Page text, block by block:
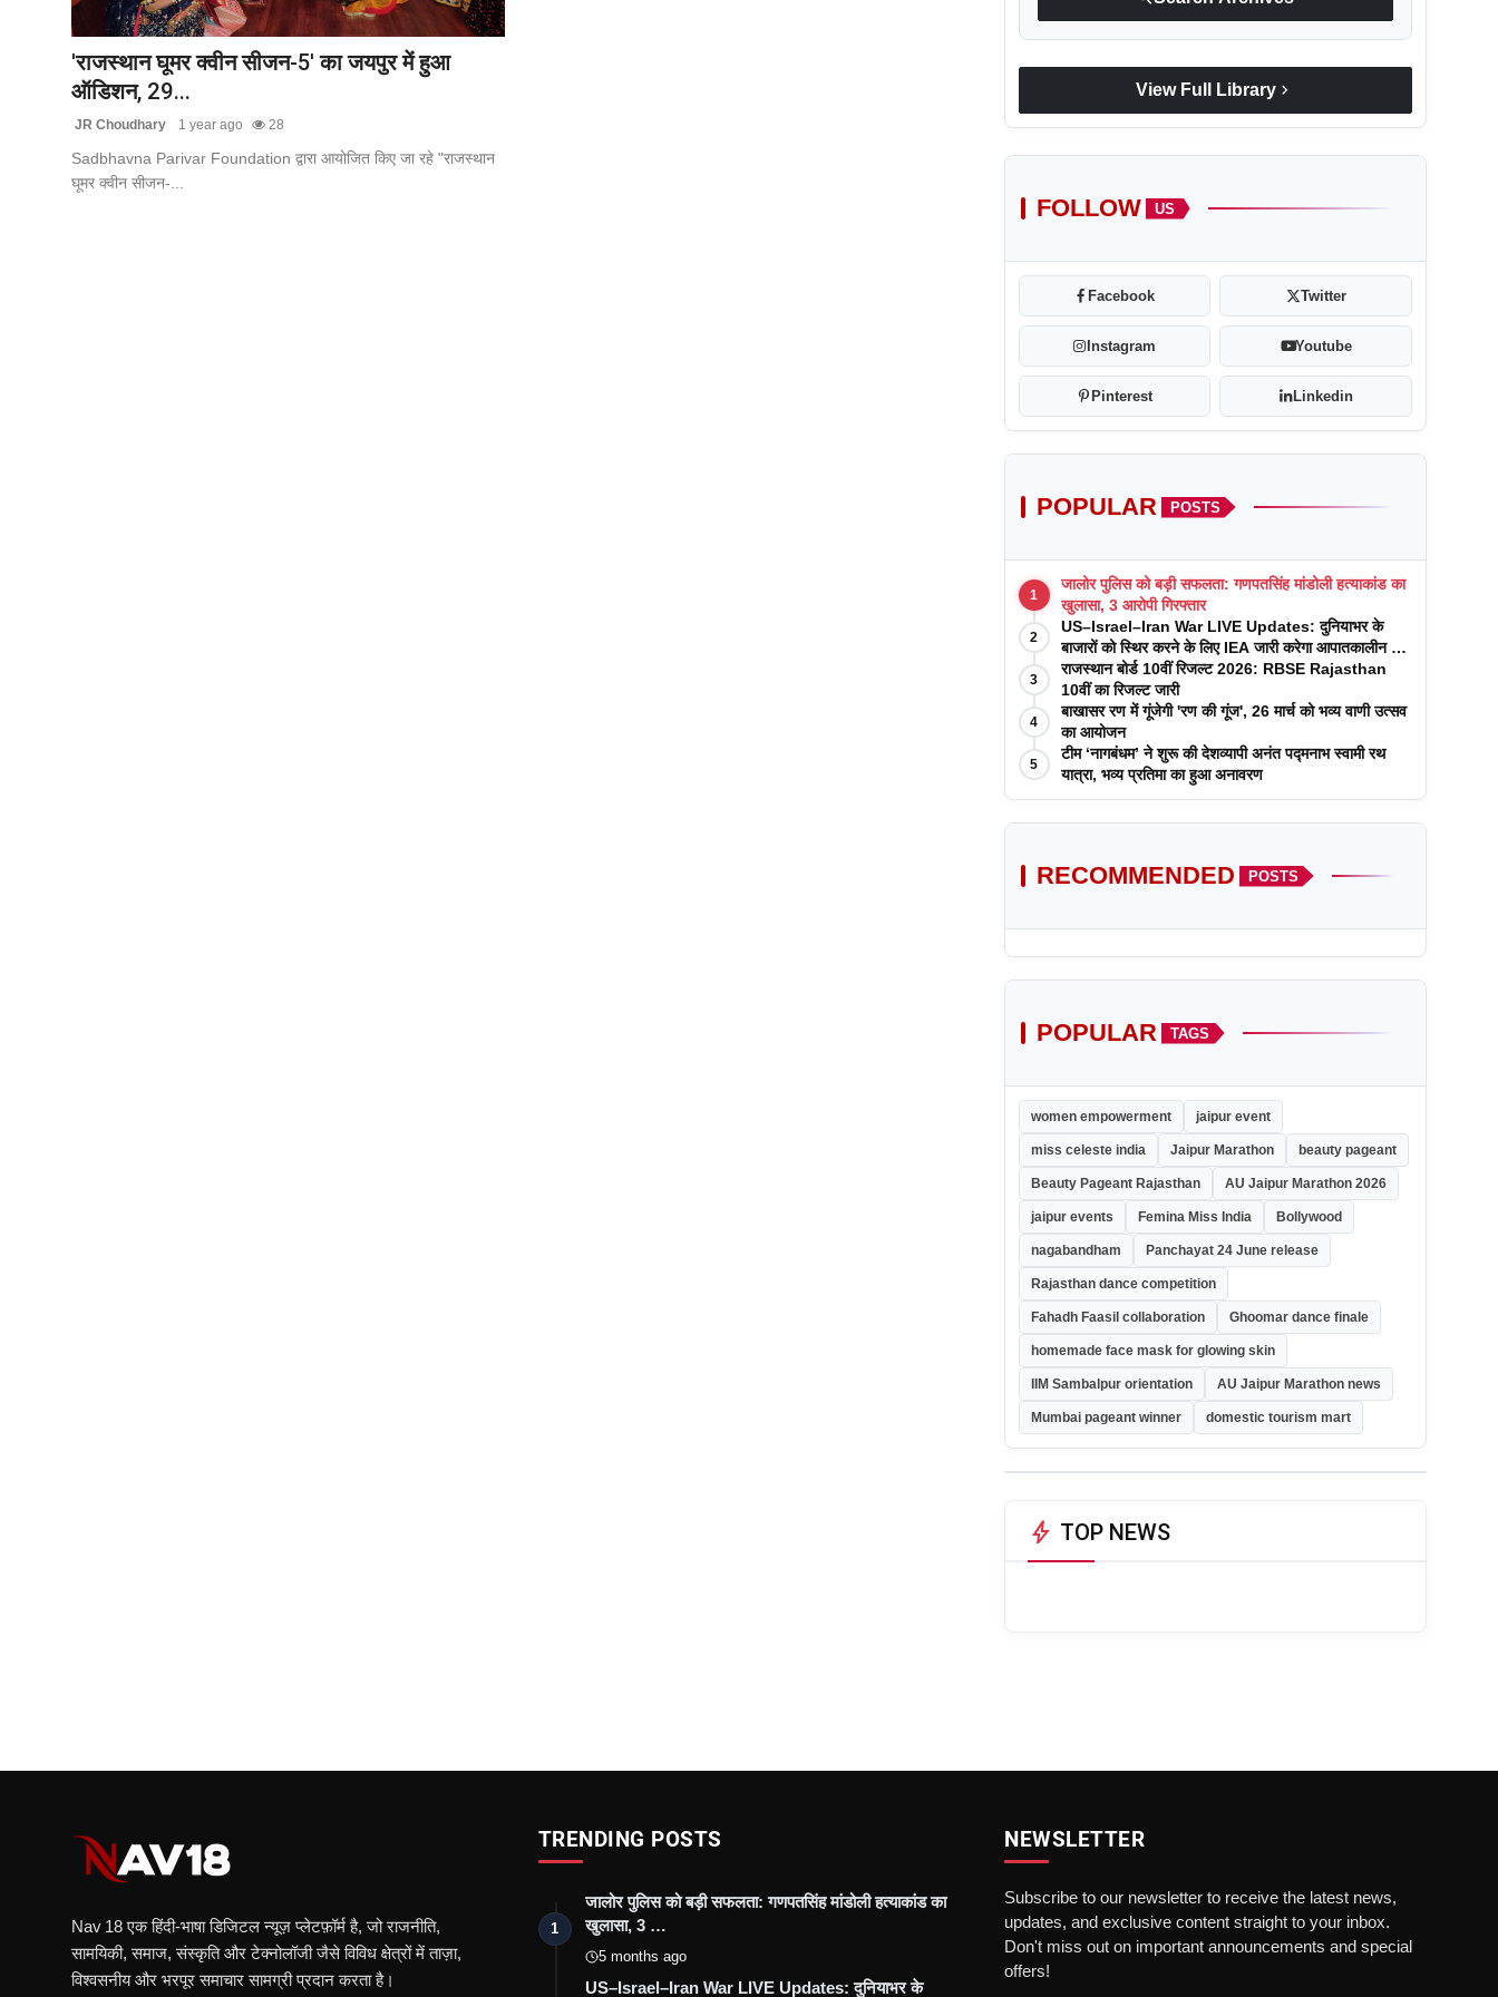
संपर्क करें
'राजस्थान घूमर क्वीन सीजन-5' का जयपुर में हुआ
ऑडिशन, 29...
JR Choudhary 1 year ago 28
Sadbhavna Parivar Foundation द्वारा आयोजित किए जा रहे "राजस्थान
घूमर क्वीन सीजन-...
View Full Library chevron_right
FOLLOW US
Facebook Twitter
Instagram Youtube
Pinterest Linkedin
POPULAR POSTS
1
जालोर पुलिस को बड़ी सफलता: गणपतसिंह मांडोली हत्याकांड का
खुलासा, 3 आरोपी गिरफ्तार
2
US–Israel–Iran War LIVE Updates: दुनियाभर के
बाजारों को स्थिर करने के लिए IEA जारी करेगा आपातकालीन तेल
रिजर्व
3
राजस्थान बोर्ड 10वीं रिजल्ट 2026: RBSE Rajasthan
10वीं का रिजल्ट जारी
4
बाखासर रण में गूंजेगी 'रण की गूंज', 26 मार्च को भव्य वाणी उत्सव
का आयोजन
5
टीम ‘नागबंधम’ ने शुरू की देशव्यापी अनंत पद्मनाभ स्वामी रथ
यात्रा, भव्य प्रतिमा का हुआ अनावरण
RECOMMENDED POSTS
POPULAR TAGS
women empowerment jaipur event
miss celeste india Jaipur Marathon beauty pageant
Beauty Pageant Rajasthan AU Jaipur Marathon 2026
jaipur events Femina Miss India Bollywood
nagabandham Panchayat 24 June release
Rajasthan dance competition
Fahadh Faasil collaboration Ghoomar dance finale
homemade face mask for glowing skin
IIM Sambalpur orientation AU Jaipur Marathon news
Mumbai pageant winner domestic tourism mart
bolt TOP NEWS
Nav 18 एक हिंदी‑भाषा डिजिटल न्यूज़ प्लेटफ़ॉर्म है, जो राजनीति,
सामयिकी, समाज, संस्कृति और टेक्नोलॉजी जैसे विविध क्षेत्रों में ताज़ा,
विश्वसनीय और भरपूर समाचार सामग्री प्रदान करता है।
TRENDING POSTS
1
जालोर पुलिस को बड़ी सफलता: गणपतसिंह मांडोली हत्याकांड का
खुलासा, 3 …
5 months ago
US–Israel–Iran War LIVE Updates: दुनियाभर के
NEWSLETTER
Subscribe to our newsletter to receive the latest news,
updates, and exclusive content straight to your inbox.
Don't miss out on important announcements and special
offers!